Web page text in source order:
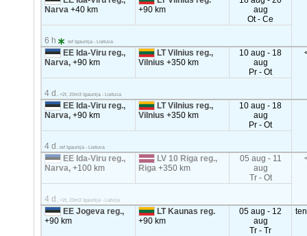
Narva+40 km
+90 km
aug
Ot - Ce
6 h ref Igaunija - Lietuva
EE Ida-Viru reg.,
Narva,+90 km
LT Vilnius reg.,
Vilnius+350 km
10 aug - 18
aug
Pr - Ot
4 d. <2t, 20m3 Igaunija - Lietuva
EE Ida-Viru reg.,
Narva,+90 km
LT Vilnius reg.,
Vilnius+350 km
10 aug - 18
aug
Pr - Ot
4 d. ref Igaunija - Lietuva
EE Ida-Viru reg.,
Narva,+100 km
LV 10 Riga reg.,
Riga+350 km
05 aug - 11
aug
Tr - Ot
4 d. <2t, 20m3 Igaunija - Latvija
EE Jogeva reg.,
+90 km
LT Kaunas reg.
+90 km
05 aug - 12
aug
Tr - Tr